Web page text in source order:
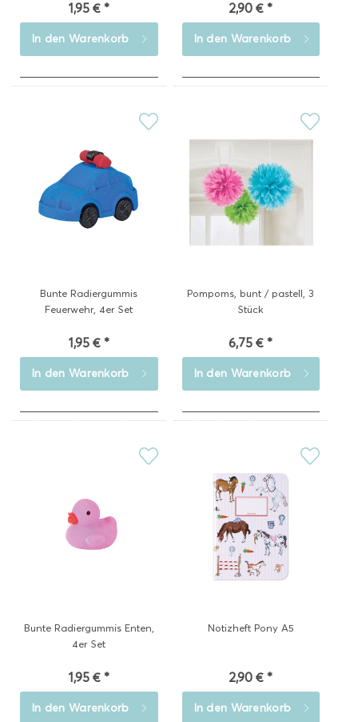
1,95 € *
In den Warenkorb
2,90 € *
In den Warenkorb
Bunte Radiergummis
Feuerwehr, 4er Set
1,95 € *
In den Warenkorb
Pompoms, bunt / pastell, 3
Stück
6,75 € *
In den Warenkorb
Bunte Radiergummis Enten,
4er Set
1,95 € *
In den Warenkorb
Notizheft Pony A5
2,90 € *
In den Warenkorb